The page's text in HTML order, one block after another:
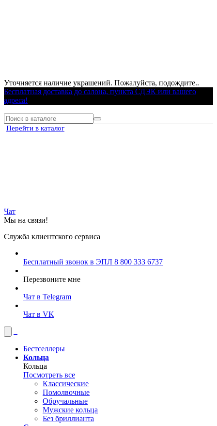
Уточняется наличие украшений. Пожалуйста, подождите..
Бесплатная доставка до салона, пункта СДЭК или вашего
адреса!
Перейти в каталог
Чат
Мы на связи!
Служба клиентского сервиса
Бесплатный звонок в ЭПЛ 8 800 333 6737
Перезвоните мне
Чат в Telegram
Чат в VK
Бестселлеры
Кольца
Кольца
Посмотреть все
Классические
Помолвочные
Обручальные
Мужские кольца
Без бриллианта